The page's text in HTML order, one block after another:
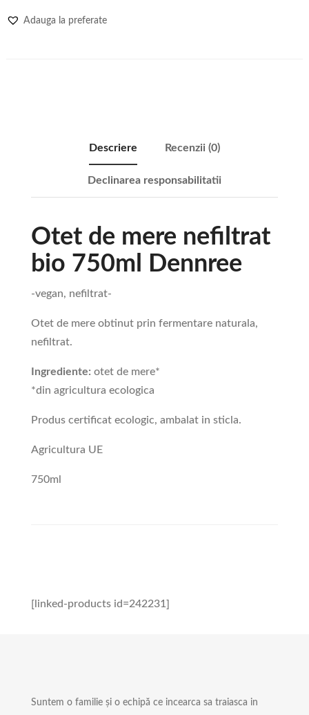
Adauga la preferate
Descriere Recenzii (0)
Declinarea responsabilitatii
Otet de mere nefiltrat
bio 750ml Dennree
-vegan, nefiltrat-
Otet de mere obtinut prin fermentare naturala,
nefiltrat.
Ingrediente: otet de mere*
*din agricultura ecologica
Produs certificat ecologic, ambalat in sticla.
Agricultura UE
750ml
[linked-products id=242231]
Suntem o familie și o echipă ce incearca sa traiasca in